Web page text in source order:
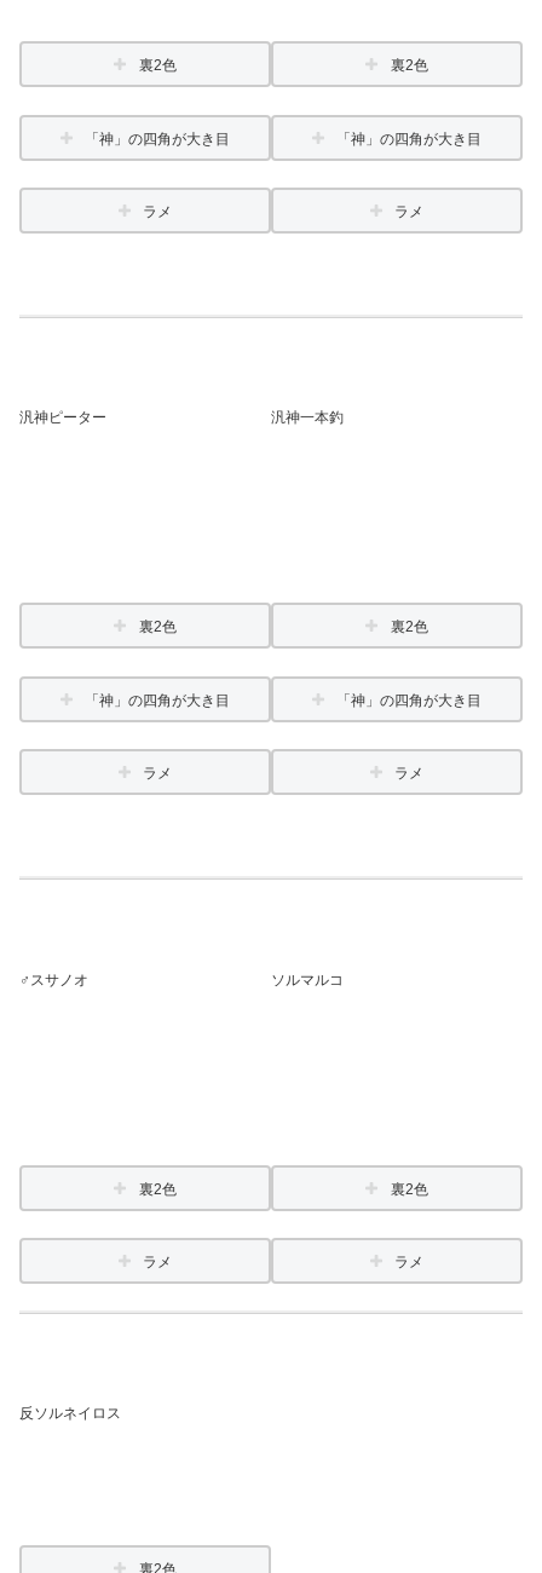
裏2色
「神」の四角が大き目
ラメ
裏2色
「神」の四角が大き目
ラメ
汎神ピーター 汎神一本釣
裏2色
「神」の四角が大き目
ラメ
裏2色
「神」の四角が大き目
ラメ
♂スサノオ ソルマルコ
裏2色
ラメ
裏2色
ラメ
反ソルネイロス
裏2色